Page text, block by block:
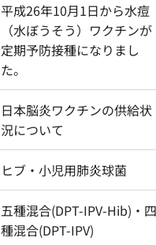
平成26年10月1日から水痘
（水ぼうそう）ワクチンが
定期予防接種になりまし
た。
日本脳炎ワクチンの供給状
況について
ヒブ・小児用肺炎球菌
五種混合(DPT-IPV-Hib)・四
種混合(DPT-IPV)